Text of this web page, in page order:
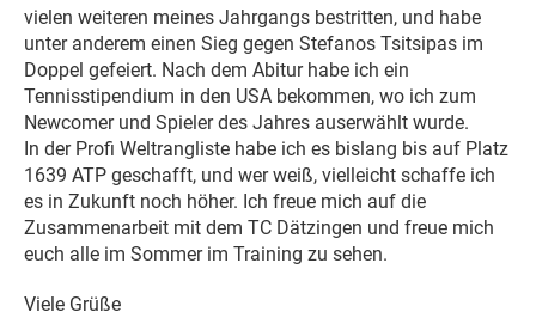
vielen weiteren meines Jahrgangs bestritten, und habe
unter anderem einen Sieg gegen Stefanos Tsitsipas im
Doppel gefeiert. Nach dem Abitur habe ich ein
Tennisstipendium in den USA bekommen, wo ich zum
Newcomer und Spieler des Jahres auserwählt wurde.
In der Profi Weltrangliste habe ich es bislang bis auf Platz
1639 ATP geschafft, und wer weiß, vielleicht schaffe ich
es in Zukunft noch höher. Ich freue mich auf die
Zusammenarbeit mit dem TC Dätzingen und freue mich
euch alle im Sommer im Training zu sehen.
Viele Grüße